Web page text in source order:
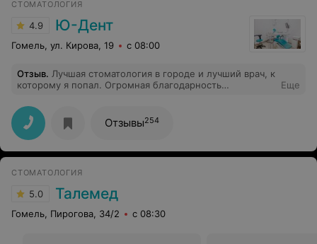
СТОМАТОЛОГИЯ
4.9 Ю-Дент
Гомель, ул. Кирова, 19 с 08:00
Отзыв. Лучшая стоматология в городе и лучший врач, к
которому я попал. Огромная благодарность
Еще
Отзывы254
СТОМАТОЛОГИЯ
5.0 Талемед
Гомель, Пирогова, 34/2 с 08:30